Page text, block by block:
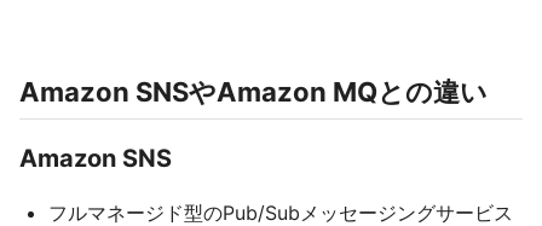
Amazon SNSやAmazon MQとの違い
Amazon SNS
フルマネージド型のPub/Subメッセージングサービス